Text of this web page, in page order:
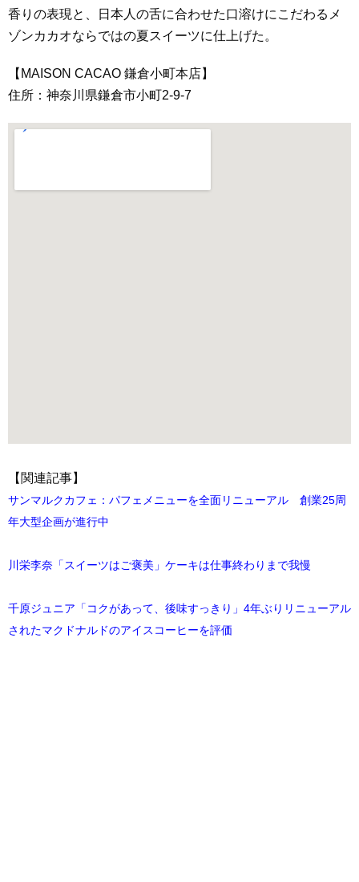
香りの表現と、日本人の舌に合わせた口溶けにこだわるメ
ゾンカカオならではの夏スイーツに仕上げた。
【MAISON CACAO 鎌倉小町本店】
住所：神奈川県鎌倉市小町2-9-7
【関連記事】
サンマルクカフェ：パフェメニューを全面リニューアル 創業25周
年大型企画が進行中
川栄李奈「スイーツはご褒美」ケーキは仕事終わりまで我慢
千原ジュニア「コクがあって、後味すっきり」4年ぶりリニューアル
されたマクドナルドのアイスコーヒーを評価